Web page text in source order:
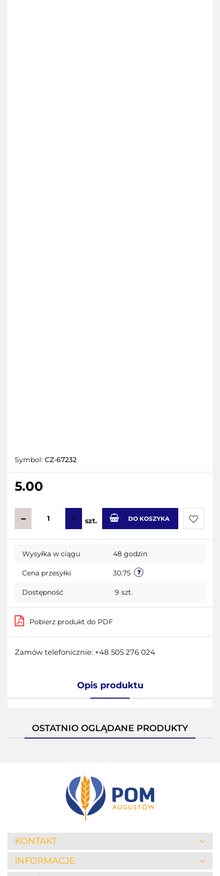
Symbol: CZ-67232
5.00
szt. DO KOSZYKA
Do
Wysyłka w ciągu 48 godzin
Cena przesyłki 30.75
Dostępność 9 szt.
Pobierz produkt do PDF
Zamów telefonicznie: +48 505 276 024
Opis produktu
OSTATNIO OGLĄDANE PRODUKTY
KONTAKT
INFORMACJE